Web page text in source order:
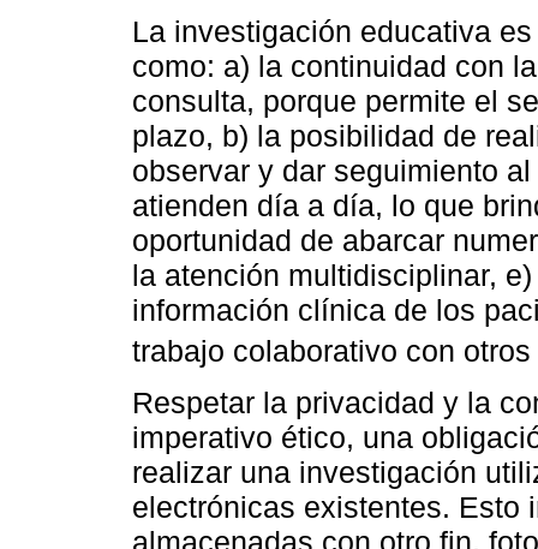
La investigación educativa
como: a) la continuidad con
consulta, porque permite el
plazo, b) la posibilidad de
observar y dar seguimiento
atienden día a día, lo que
oportunidad de abarcar
la atención multidisciplinar,
información clínica de los
trabajo colaborativo con
Respetar la privacidad y la
imperativo ético, una
realizar una investigación
electrónicas existentes. Esto
almacenadas con otro fin,